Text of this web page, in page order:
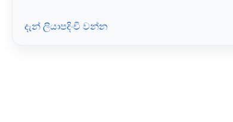
දැන් ලියාපදිංචි වන්න